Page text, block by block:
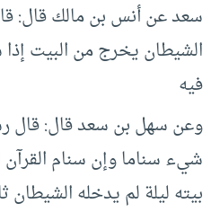
سعد عن أنس بن مالك قال:
الشيطان يخرج من البيت إذا
فيه
وعن سهل بن سعد قال: قال
شيء سناما وإن سنام القرآن
بيته ليلة لم يدخله